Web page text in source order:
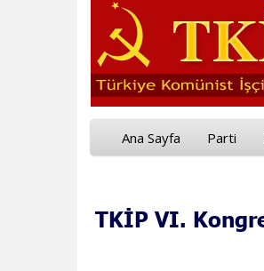
Ana Sayfa Parti
TKİP VI.